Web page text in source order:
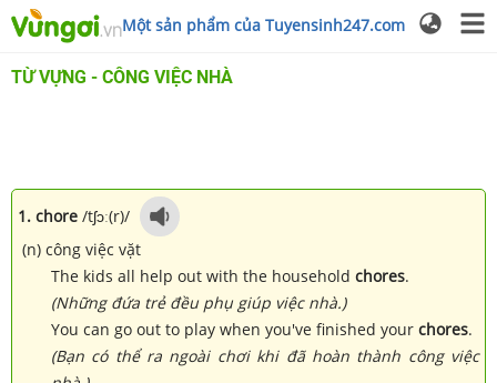
Một sản phẩm của Tuyensinh247.com
TỪ VỰNG - CÔNG VIỆC NHÀ
1. chore /tʃɔː(r)/
(n) công việc vặt
The kids all help out with the household chores.
(Những đứa trẻ đều phụ giúp việc nhà.)
You can go out to play when you've finished your chores.
(Bạn có thể ra ngoài chơi khi đã hoàn thành công việc